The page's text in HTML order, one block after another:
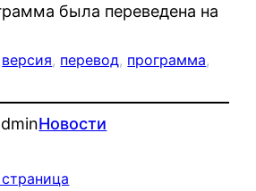
была переведена на
версия, перевод, программа
Новости